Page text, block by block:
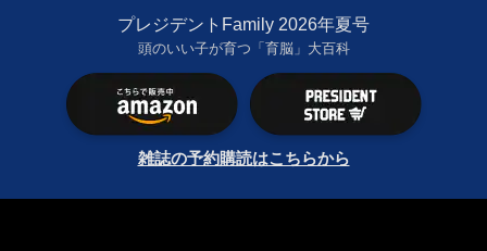
プレジデントFamily 2026年夏号
頭のいい子が育つ「育脳」大百科
雑誌の予約購読はこちらから